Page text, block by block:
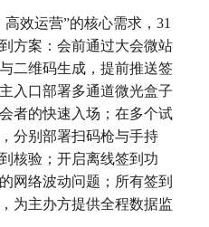
效运营”的核心需求，31
方案：会前通过大会微站
二维码生成，提前推送签
入口部署多通道微光盒子
者的快速入场；在多个试
分别部署扫码枪与手持
核验；开启离线签到功
网络波动问题；所有签到
为主办方提供全程数据监